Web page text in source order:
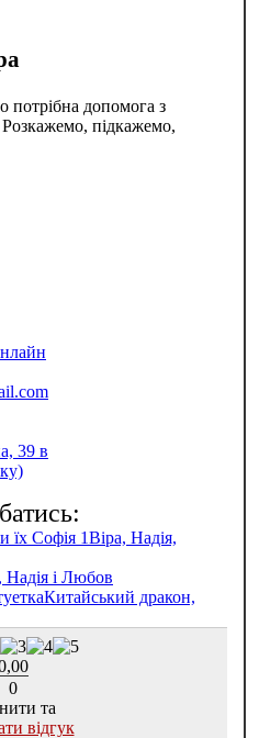
допомога з
підкажемо,
39 в
Віра, Надія,
Надія і Любов
Китайський дракон,
0
та
відгук